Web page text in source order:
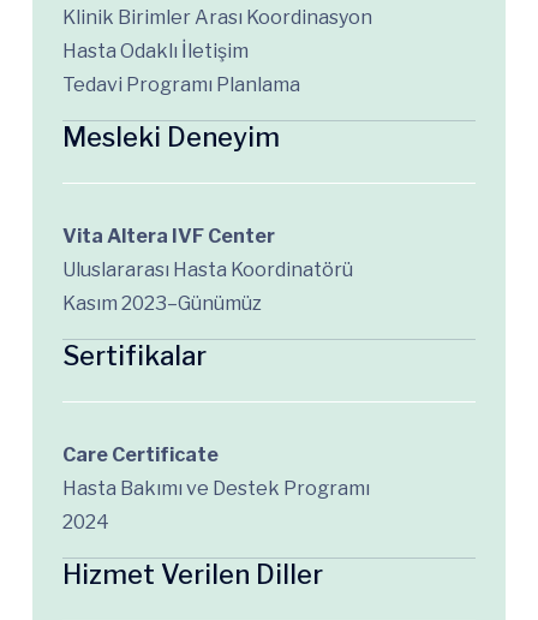
Klinik Birimler Arası Koordinasyon
Hasta Odaklı İletişim
Tedavi Programı Planlama
Mesleki Deneyim
Vita Altera IVF Center
Uluslararası Hasta Koordinatörü
Kasım 2023–Günümüz
Sertifikalar
Care Certificate
Hasta Bakımı ve Destek Programı
2024
Hizmet Verilen Diller